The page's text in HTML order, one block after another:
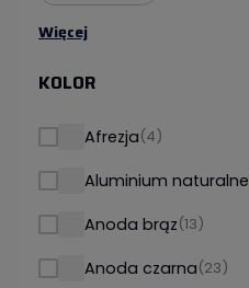
Więcej
KOLOR
Afrezja(4)
Aluminium naturalne
Anoda brąz(13)
Anoda czarna(23)